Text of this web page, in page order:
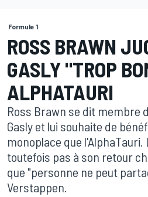
Formule 1
ROSS BRAWN
GASLY "TROP
ALPHATAURI
Ross Brawn se dit membre
Gasly et lui souhaite de
monoplace que
toutefois pas à son retour
que "personne ne peut
Verstappen.